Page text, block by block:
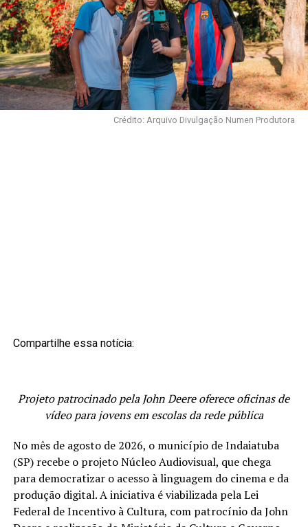
Crédito: Arquivo Divulgação Numen Produtora
Compartilhe essa notícia:
Projeto patrocinado pela John Deere oferece oficinas de
vídeo para jovens em escolas da rede pública
No mês de agosto de 2026, o município de Indaiatuba
(SP) recebe o projeto Núcleo Audiovisual, que chega
para democratizar o acesso à linguagem do cinema e da
produção digital. A iniciativa é viabilizada pela Lei
Federal de Incentivo à Cultura, com patrocínio da John